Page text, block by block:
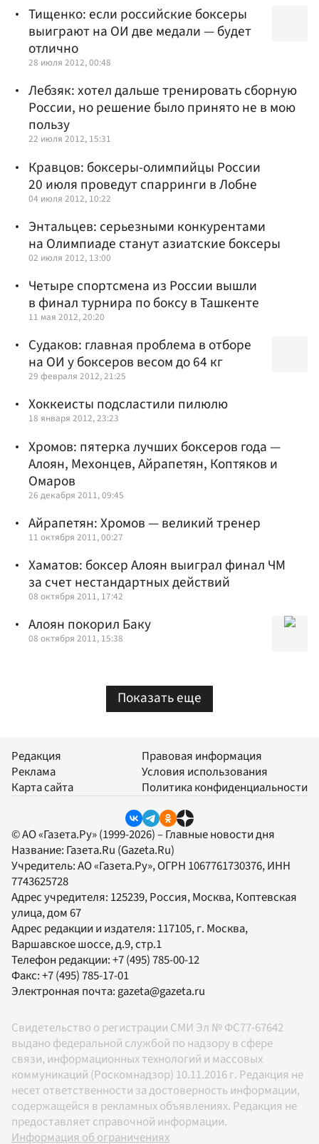
Тищенко: если российские боксеры
выиграют на ОИ две медали — будет
отлично
28 июля 2012, 00:48
Лебзяк: хотел дальше тренировать сборную
России, но решение было принято не в мою
пользу
22 июля 2012, 15:31
Кравцов: боксеры-олимпийцы России
20 июля проведут спарринги в Лобне
04 июля 2012, 10:22
Энтальцев: серьезными конкурентами
на Олимпиаде станут азиатские боксеры
02 июля 2012, 13:00
Четыре спортсмена из России вышли
в финал турнира по боксу в Ташкенте
11 мая 2012, 20:20
Судаков: главная проблема в отборе
на ОИ у боксеров весом до 64 кг
29 февраля 2012, 21:25
Хоккеисты подсластили пилюлю
18 января 2012, 23:23
Хромов: пятерка лучших боксеров года —
Алоян, Мехонцев, Айрапетян, Коптяков и
Омаров
26 декабря 2011, 09:45
Айрапетян: Хромов — великий тренер
11 октября 2011, 00:27
Хаматов: боксер Алоян выиграл финал ЧМ
за счет нестандартных действий
08 октября 2011, 17:42
Алоян покорил Баку
08 октября 2011, 15:38
Показать еще
Редакция
Реклама
Карта сайта
Правовая информация
Условия использования
Политика конфиденциальности
© АО «Газета.Ру» (1999-2026) – Главные новости дня
Название: Газета.Ru (Gazeta.Ru)
Учредитель:АО «Газета.Ру», ОГРН 1067761730376, ИНН
7743625728
Адрес учредителя: 125239, Россия, Москва, Коптевская
улица, дом 67
Адрес редакции и издателя: 117105, г. Москва,
Варшавское шоссе, д.9, стр.1
Телефон редакции:+7 (495) 785-00-12
Факс:+7 (495) 785-17-01
Электронная почта:gazeta@gazeta.ru
Свидетельство о регистрации СМИ Эл № ФС77-67642
выдано федеральной службой по надзору в сфере
связи, информационных технологий и массовых
коммуникаций (Роскомнадзор) 10.11.2016 г. Редакция не
несет ответственности за достоверность информации,
содержащейся в рекламных объявлениях. Редакция не
предоставляет справочной информации.
Информация об ограничениях